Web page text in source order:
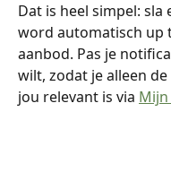
Dat is heel simpel:
word automatisch up
aanbod. Pas je
wilt, zodat je alleen
jou relevant is via